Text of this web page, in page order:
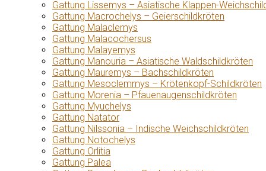
Gattung Lissemys – Asiatische Klappen-
Gattung Macrochelys – Geierschildkröten
Gattung Malaclemys
Gattung Malacochersus
Gattung Malayemys
Gattung Manouria – Asiatische Waldschildkröten
Gattung Mauremys – Bachschildkröten
Gattung Mesoclemmys – Krötenkopf-Schildkröten
Gattung Morenia – Pfauenaugenschildkröten
Gattung Myuchelys
Gattung Natator
Gattung Nilssonia – Indische Weichschildkröten
Gattung Notochelys
Gattung Orlitia
Gattung Palea